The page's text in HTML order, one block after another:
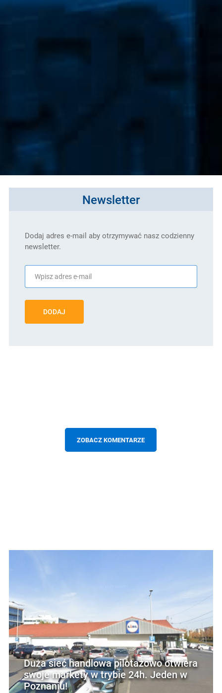
Newsletter
Dodaj adres e-mail aby otrzymywać nasz codzienny
newsletter.
DODAJ
ZOBACZ KOMENTARZE
Duża sieć handlowa pilotażowo otwiera
swoje markety w trybie 24h. Jeden w
Poznaniu!